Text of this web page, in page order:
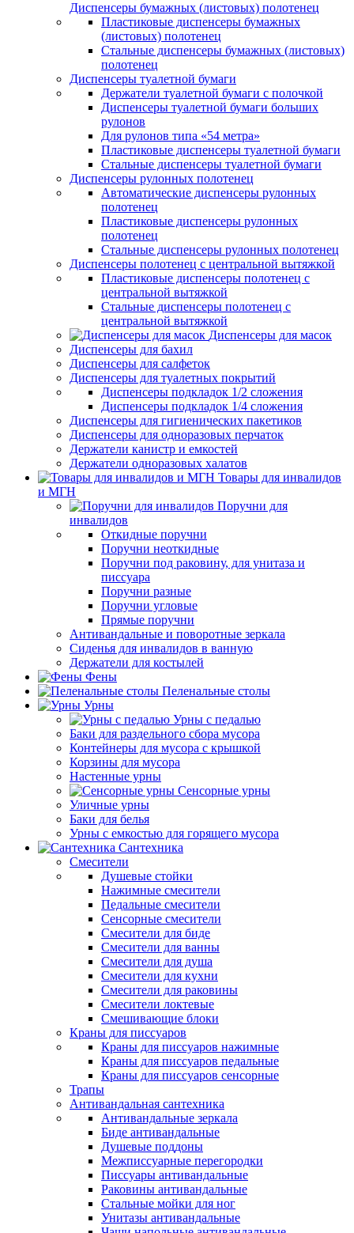
Диспенсеры бумажных (листовых) полотенец
Пластиковые диспенсеры бумажных
(листовых) полотенец
Стальные диспенсеры бумажных (листовых)
полотенец
Диспенсеры туалетной бумаги
Держатели туалетной бумаги с полочкой
Диспенсеры туалетной бумаги больших
рулонов
Для рулонов типа «54 метра»
Пластиковые диспенсеры туалетной бумаги
Стальные диспенсеры туалетной бумаги
Диспенсеры рулонных полотенец
Автоматические диспенсеры рулонных
полотенец
Пластиковые диспенсеры рулонных
полотенец
Стальные диспенсеры рулонных полотенец
Диспенсеры полотенец с центральной вытяжкой
Пластиковые диспенсеры полотенец с
центральной вытяжкой
Стальные диспенсеры полотенец с
центральной вытяжкой
Диспенсеры для масок
Диспенсеры для бахил
Диспенсеры для салфеток
Диспенсеры для туалетных покрытий
Диспенсеры подкладок 1/2 сложения
Диспенсеры подкладок 1/4 сложения
Диспенсеры для гигиенических пакетиков
Диспенсеры для одноразовых перчаток
Держатели канистр и емкостей
Держатели одноразовых халатов
Товары для инвалидов
и МГН
Поручни для
инвалидов
Откидные поручни
Поручни неоткидные
Поручни под раковину, для унитаза и
писсуара
Поручни разные
Поручни угловые
Прямые поручни
Антивандальные и поворотные зеркала
Сиденья для инвалидов в ванную
Держатели для костылей
Фены
Пеленальные столы
Урны
Урны с педалью
Баки для раздельного сбора мусора
Контейнеры для мусора с крышкой
Корзины для мусора
Настенные урны
Сенсорные урны
Уличные урны
Баки для белья
Урны с емкостью для горящего мусора
Сантехника
Смесители
Душевые стойки
Нажимные смесители
Педальные смесители
Сенсорные смесители
Смесители для биде
Смесители для ванны
Смесители для душа
Смесители для кухни
Смесители для раковины
Смесители локтевые
Смешивающие блоки
Краны для писсуаров
Краны для писсуаров нажимные
Краны для писсуаров педальные
Краны для писсуаров сенсорные
Трапы
Антивандальная сантехника
Антивандальные зеркала
Биде антивандальные
Душевые поддоны
Межписсуарные перегородки
Писсуары антивандальные
Раковины антивандальные
Стальные мойки для ног
Унитазы антивандальные